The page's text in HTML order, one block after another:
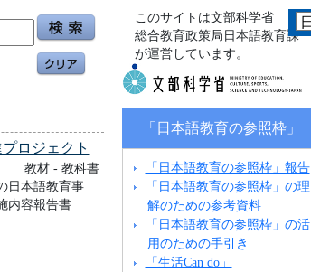
ロジェクト
教材 - 教科書
日本語教育事
内容報告書
このサイトは文部科学省
総合教育政策局日本語教育課
が運営しています。
「日本語教育の参照枠」
「日本語教育の参照枠」報告
「日本語教育の参照枠」の理
解のための参考資料
「日本語教育の参照枠」の活
用のための手引き
「生活Can do」